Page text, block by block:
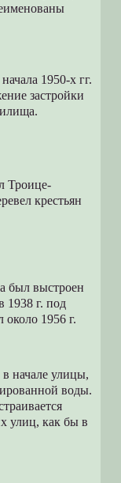
1950-х гг.
застройки
Троице-
крестьян
был выстроен
1938 г. под
1956 г.
начале улицы,
воды.
улиц, как бы в